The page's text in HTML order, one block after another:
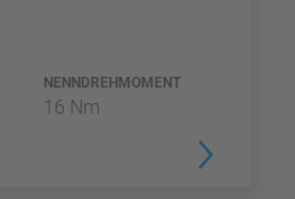
NENNDREHMOMENT
16 Nm